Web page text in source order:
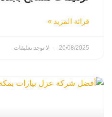
قرائة المزيد »
20/08/2025 لا توجد تعليقات